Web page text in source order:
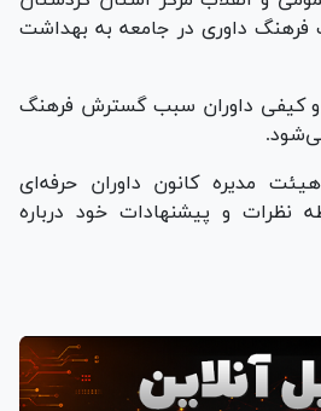
فرهنگ داوری در جامعه به بهداشت
و کیفی داوران سبب گسترش فرهنگ
مدیره کانون داوران حرفه‌ای
نظرات و پیشنهادات خود درباره